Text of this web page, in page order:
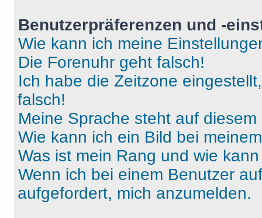
Benutzerpräferenzen und -
Wie kann ich meine
Die Forenuhr geht falsch!
Ich habe die Zeitzone
falsch!
Meine Sprache steht auf
Wie kann ich ein Bild bei
Was ist mein Rang und wie
Wenn ich bei einem Benutzer
aufgefordert, mich anzumelden.